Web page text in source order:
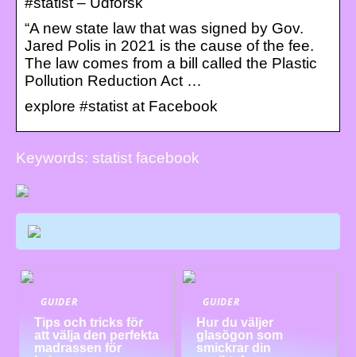
“A new state law that was signed by Gov.
Jared Polis in 2021 is the cause of the fee.
The law comes from a bill called the Plastic
Pollution Reduction Act …
explore #statist at Facebook
Keywords: statist facebook
GUIDER
Tips och tricks för
att välja den perfekta
madrassen för
GUIDER
Hur du väljer
glasögon som
smickrar din